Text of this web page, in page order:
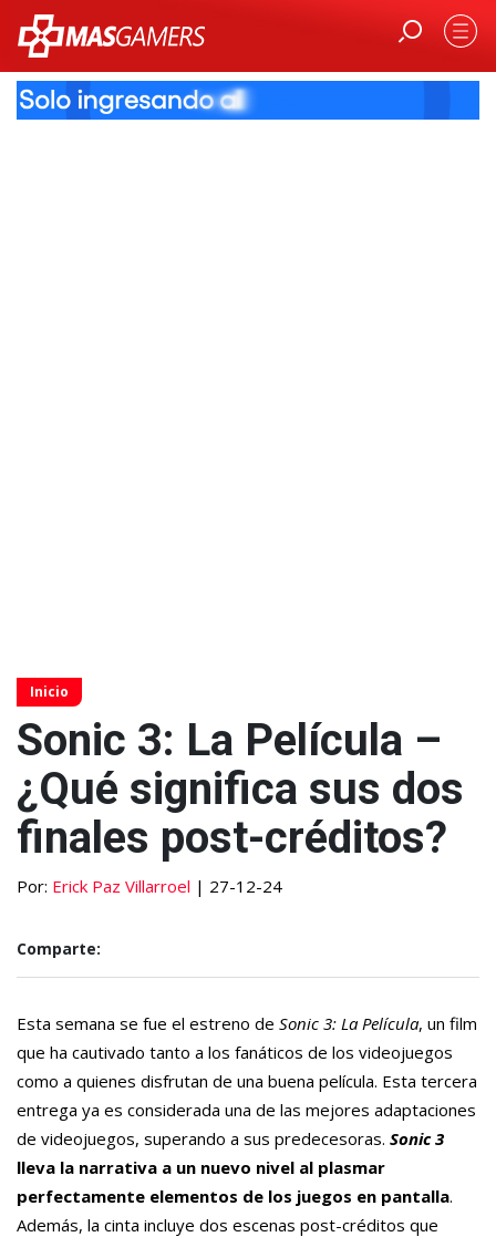
Inicio
Sonic 3: La Película –
¿Qué significa sus dos
finales post-créditos?
Por: Erick Paz Villarroel | 27-12-24
Comparte:
Esta semana se fue el estreno de Sonic 3: La Película, un film
que ha cautivado tanto a los fanáticos de los videojuegos
como a quienes disfrutan de una buena película. Esta tercera
entrega ya es considerada una de las mejores adaptaciones
de videojuegos, superando a sus predecesoras. Sonic 3
lleva la narrativa a un nuevo nivel al plasmar
perfectamente elementos de los juegos en pantalla.
Además, la cinta incluye dos escenas post-créditos que